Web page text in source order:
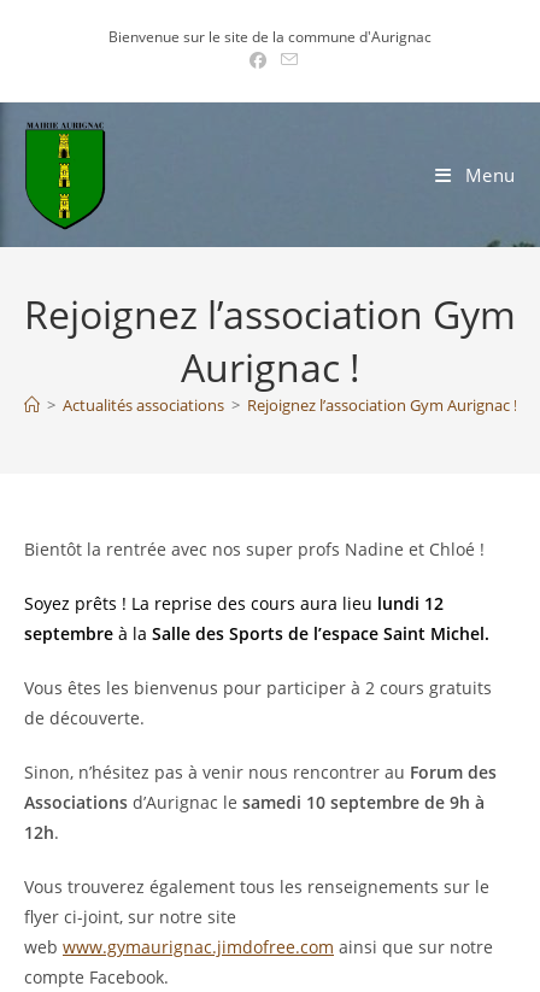
Bienvenue sur le site de la commune d'Aurignac
Menu
Rejoignez l’association Gym
Aurignac !
> Actualités associations > Rejoignez l’association Gym Aurignac !
Bientôt la rentrée avec nos super profs Nadine et Chloé !
Soyez prêts ! La reprise des cours aura lieu lundi 12
septembre à la Salle des Sports de l’espace Saint Michel.
Vous êtes les bienvenus pour participer à 2 cours gratuits
de découverte.
Sinon, n’hésitez pas à venir nous rencontrer au Forum des
Associations d’Aurignac le samedi 10 septembre de 9h à
12h.
Vous trouverez également tous les renseignements sur le
flyer ci-joint, sur notre site
web www.gymaurignac.jimdofree.com ainsi que sur notre
compte Facebook.